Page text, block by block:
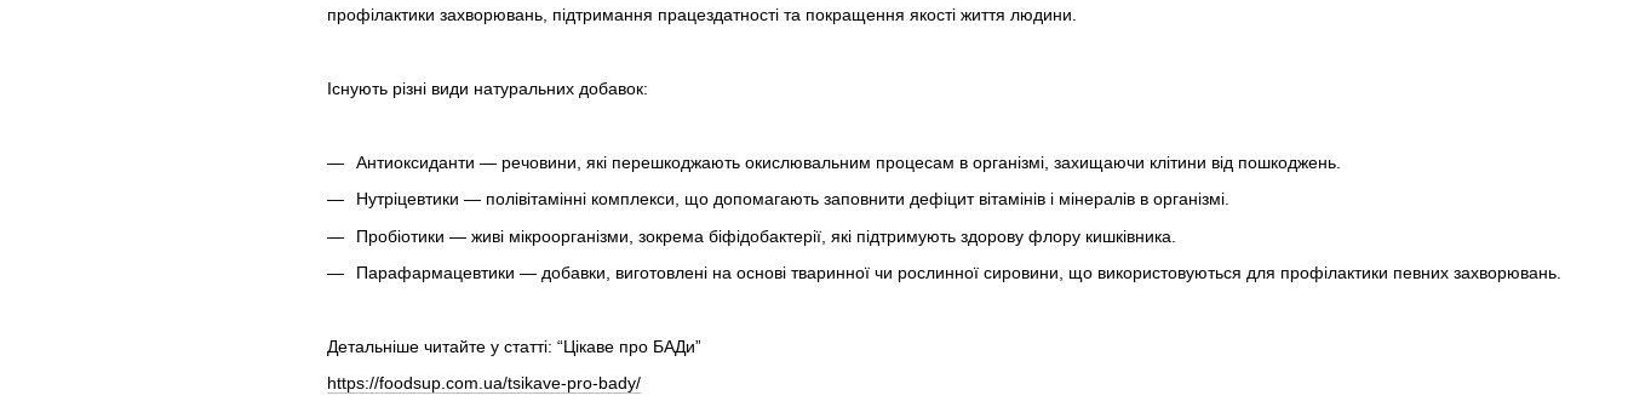
профілактики захворювань, підтримання працездатності та покращення якості життя людини.
Існують різні види натуральних добавок:
Антиоксиданти — речовини, які перешкоджають окислювальним процесам в організмі, захищаючи клітини від пошкоджень.
Нутріцевтики — полівітамінні комплекси, що допомагають заповнити дефіцит вітамінів і мінералів в організмі.
Пробіотики — живі мікроорганізми, зокрема біфідобактерії, які підтримують здорову флору кишківника.
Парафармацевтики — добавки, виготовлені на основі тваринної чи рослинної сировини, що використовуються для профілактики певних захворювань.
Детальніше читайте у статті: “Цікаве про БАДи”
https://foodsup.com.ua/tsikave-pro-bady/